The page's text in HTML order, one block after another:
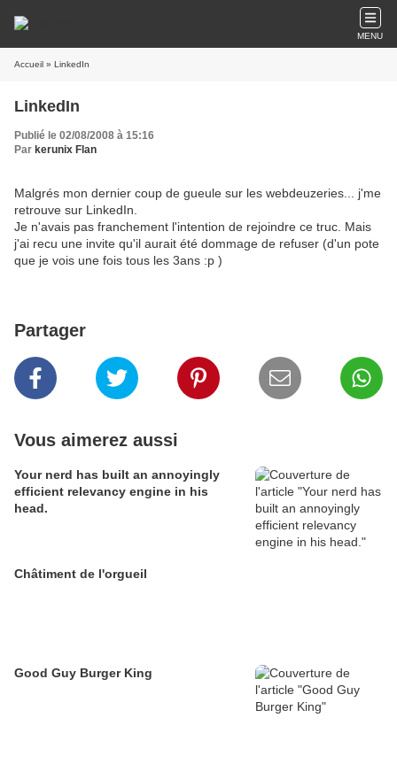
MENU
Accueil » LinkedIn
LinkedIn
Publié le 02/08/2008 à 15:16
Par kerunix Flan
Malgrés mon dernier coup de gueule sur les webdeuzeries... j'me
retrouve sur LinkedIn.
Je n'avais pas franchement l'intention de rejoindre ce truc. Mais
j'ai recu une invite qu'il aurait été dommage de refuser (d'un pote
que je vois une fois tous les 3ans :p )
Partager
Vous aimerez aussi
Your nerd has built an annoyingly
efficient relevancy engine in his
head.
Châtiment de l'orgueil
Good Guy Burger King